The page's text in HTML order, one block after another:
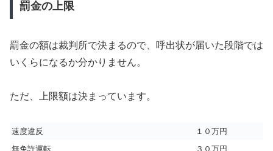
罰金の上限
罰金の額は裁判所で決まるので、呼出状が届いた段階では
いくらになるか分かりません。
ただ、上限額は決まっています。
速度違反
１０万円
無免許運転
３０万円